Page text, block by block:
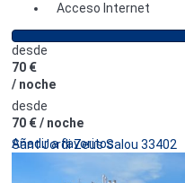
Acceso Internet
desde
70 €
/ noche
desde
70 €/ noche
Sant Jordi Zeus Salou 33402
Añadir a favoritos